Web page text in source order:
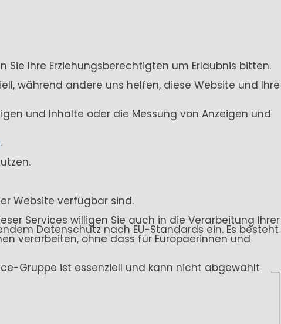
Ihre Erziehungsberechtigten um Erlaubnis bitten.
während andere uns helfen, diese Website und Ihre
und Inhalte oder die Messung von Anzeigen und
.
Website verfügbar sind.
Services willigen Sie auch in die Verarbeitung Ihrer
Datenschutz nach EU-Standards ein. Es besteht
verarbeiten, ohne dass für Europäerinnen und
Gruppe ist essenziell und kann nicht abgewählt